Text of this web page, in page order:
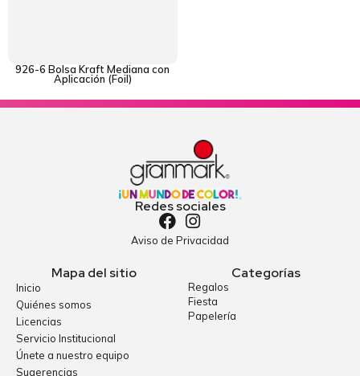
926-6 Bolsa Kraft Mediana con
Aplicación (Foil)
Redes sociales
Aviso de Privacidad
Mapa del sitio
Inicio
Quiénes somos
Licencias
Servicio Institucional
Únete a nuestro equipo
Sugerencias
Categorías
Regalos
Fiesta
Papelería